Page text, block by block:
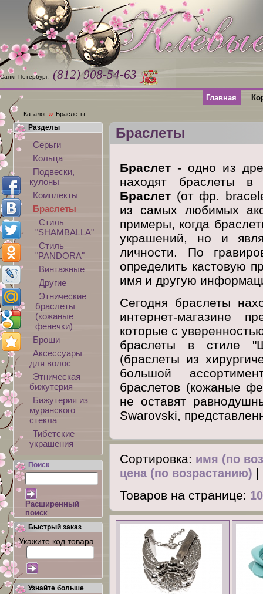
Санкт-Петербург: (812) 908-54-63
Главная
Каталог » Браслеты
Браслеты
Браслет - одно из
находят браслеты в
Браслет (от фр.
из самых любимых
примеры, когда
украшений, но и
личности. По
определить кастовую
имя и другую
Сегодня браслеты
интернет-магазине
которые с
браслеты в стиле
(браслеты из
большой
браслетов (кожаные
не оставят
Swarovski,
Сортировка: имя (по
цена (по возрастанию) |
Товаров на странице: 10
Разделы
Серьги
Кольца
Подвески,
кулоны
Комплекты
Браслеты
Стиль
"SHAMBALLA"
Стиль
"PANDORA"
Винтажные
Другие
Этнические
браслеты
(кожаные
фенечки)
Броши
Аксессуары
для волос
Этническая
бижутерия
Бижутерия из
муранского
стекла
Тибетские
украшения
Поиск
Расширенный
поиск
Быстрый заказ
Укажите код товара.
Узнайте больше